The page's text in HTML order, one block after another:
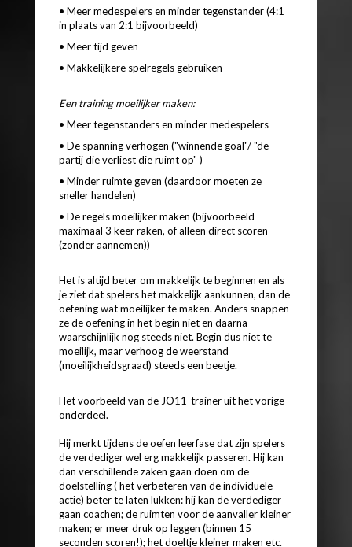
• Meer medespelers en minder tegenstander (4:1
in plaats van 2:1 bijvoorbeeld)
• Meer tijd geven
• Makkelijkere spelregels gebruiken
Een training moeilijker maken:
• Meer tegenstanders en minder medespelers
• De spanning verhogen ("winnende goal"/ "de
partij die verliest die ruimt op" )
• Minder ruimte geven (daardoor moeten ze
sneller handelen)
• De regels moeilijker maken (bijvoorbeeld
maximaal 3 keer raken, of alleen direct scoren
(zonder aannemen))
Het is altijd beter om makkelijk te beginnen en als
je ziet dat spelers het makkelijk aankunnen, dan de
oefening wat moeilijker te maken. Anders snappen
ze de oefening in het begin niet en daarna
waarschijnlijk nog steeds niet. Begin dus niet te
moeilijk, maar verhoog de weerstand
(moeilijkheidsgraad) steeds een beetje.
Het voorbeeld van de JO11-trainer uit het vorige
onderdeel.
Hij merkt tijdens de oefen leerfase dat zijn spelers
de verdediger wel erg makkelijk passeren. Hij kan
dan verschillende zaken gaan doen om de
doelstelling ( het verbeteren van de individuele
actie) beter te laten lukken: hij kan de verdediger
gaan coachen; de ruimten voor de aanvaller kleiner
maken; er meer druk op leggen (binnen 15
seconden scoren!); het doeltje kleiner maken etc.